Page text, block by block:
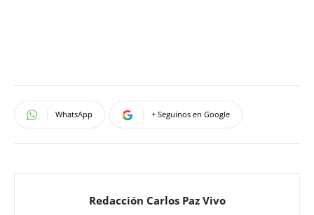
WhatsApp + Seguinos en Google
Redacción Carlos Paz Vivo